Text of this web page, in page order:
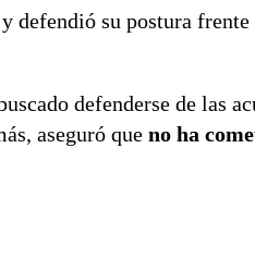
defendió su postura
defenderse de las
aseguró que no ha